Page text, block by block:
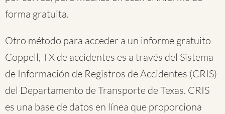
forma gratuita.
Otro método para acceder a un informe gratuito
Coppell, TX de accidentes es a través del Sistema
de Información de Registros de Accidentes (CRIS)
del Departamento de Transporte de Texas. CRIS
es una base de datos en línea que proporciona